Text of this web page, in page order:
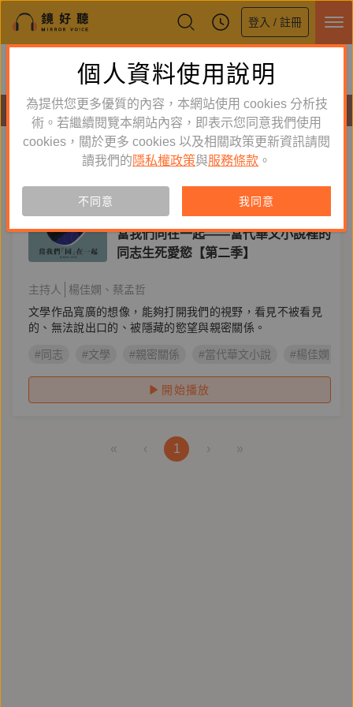
登入 / 註冊
鏡好聽全新APP上線
體驗全面升級，即刻下載
節目
楊佳嫻 蔡孟哲 新到舊 舊到新
當我們同在一起——當代華文小說裡的
同志生死愛慾【第二季】
主持人 楊佳嫻
蔡孟哲
文學作品寬廣的想像，能夠打開我們的視野，看見不被看見
的、無法說出口的、被隱藏的慾望與親密關係。
#同志 #文學 #親密關係 #當代華文小說 #楊佳嫻 蔡
開始播放
« ‹ 1 › »
個人資料使用說明
為提供您更多優質的內容，本網站使用 cookies 分析技
術。若繼續閱覽本網站內容，即表示您同意我們使用
cookies，關於更多 cookies 以及相關政策更新資訊請閱
讀我們的 隱私權政策與服務條款 。
不同意 我同意